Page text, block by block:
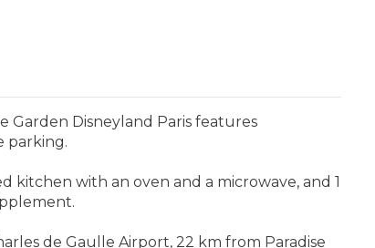
Garden Disneyland Paris features
parking.
kitchen with an oven and a microwave, and 1
de Gaulle Airport, 22 km from Paradise